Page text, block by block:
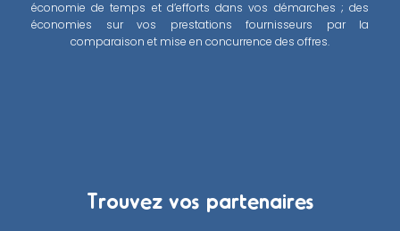
économie de temps et d’efforts dans vos démarches ; des
économies sur vos prestations fournisseurs par la
comparaison et mise en concurrence des offres.
Trouvez vos partenaires